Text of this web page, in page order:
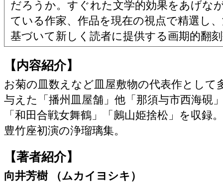
だろうか。すぐれた文学的効果をあげな
ている作家、作品を現在の視点で精選し
基づいて新しく読者に提供する画期的翻
【内容紹介】
お菊の皿数えなど皿屋敷物の代表作として
与えた「播州皿屋舗」他「那須与市西海硯
「和田合戦女舞鶴」「鶊山姫捨松」を収録
豊竹座初演の浄瑠璃集。
【著者紹介】
向井芳樹 （ムカイヨシキ）